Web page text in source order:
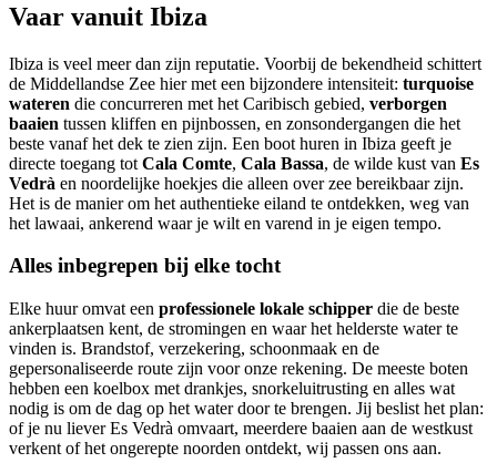
Vaar vanuit Ibiza
Ibiza is veel meer dan zijn reputatie. Voorbij de bekendheid schittert
de Middellandse Zee hier met een bijzondere intensiteit: turquoise
wateren die concurreren met het Caribisch gebied, verborgen
baaien tussen kliffen en pijnbossen, en zonsondergangen die het
beste vanaf het dek te zien zijn. Een boot huren in Ibiza geeft je
directe toegang tot Cala Comte, Cala Bassa, de wilde kust van Es
Vedrà en noordelijke hoekjes die alleen over zee bereikbaar zijn.
Het is de manier om het authentieke eiland te ontdekken, weg van
het lawaai, ankerend waar je wilt en varend in je eigen tempo.
Alles inbegrepen bij elke tocht
Elke huur omvat een professionele lokale schipper die de beste
ankerplaatsen kent, de stromingen en waar het helderste water te
vinden is. Brandstof, verzekering, schoonmaak en de
gepersonaliseerde route zijn voor onze rekening. De meeste boten
hebben een koelbox met drankjes, snorkeluitrusting en alles wat
nodig is om de dag op het water door te brengen. Jij beslist het plan:
of je nu liever Es Vedrà omvaart, meerdere baaien aan de westkust
verkent of het ongerepte noorden ontdekt, wij passen ons aan.